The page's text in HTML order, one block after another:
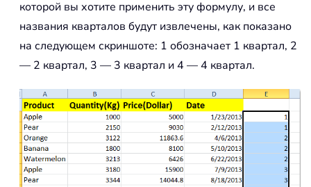
которой вы хотите применить эту формулу, и все
названия кварталов будут извлечены, как показано
на следующем скриншоте: 1 обозначает 1 квартал, 2
— 2 квартал, 3 — 3 квартал и 4 — 4 квартал.